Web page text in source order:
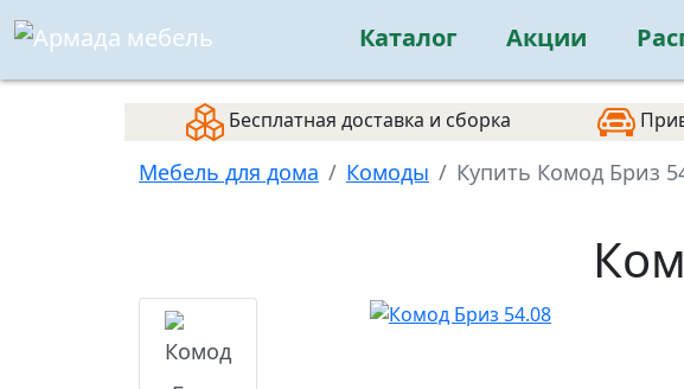
Каталог Акции
Бесплатная доставка и сборка
Мебель для дома Комоды Купить Комод Бриз